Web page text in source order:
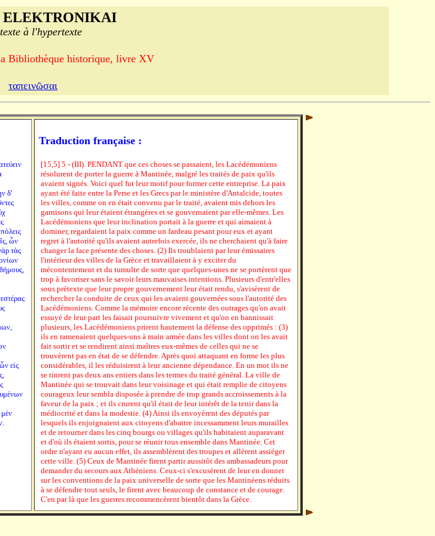
ELEKTRONIKAI
à l'hypertexte
Bibliothèque historique, livre XV
ταπεινῶσαι
δ'
ὧν
τὰς
εἰς
Traduction française :
[15,5] 5 - (III). PENDANT que ces choses se passaient, les Lacédémoniens
résolurent de porter la guerre à Mantinée, malgré les traités de paix qu'ils
avaient signés. Voici quel fut leur motif pour former cette entreprise. La paix
ayant été faite entre la Perse et les Grecs par le ministère d'Antalcide, toutes
les villes, comme on en était convenu par le traité, avaient mis dehors les
garnisons qui leur étaient étrangères et se gouvernaient par elle-mêmes. Les
Lacédémoniens que leur inclination portait à la guerre et qui aimaient à
dominer, regardaient la paix comme un fardeau pesant pour eux et ayant
regret à l'autorité qu'ils avaient autrefois exercée, ils ne cherchaient qu'à faire
changer la face présente des choses. (2) Ils troublaient par leur émissaires
l'intérieur des villes de la Grèce et travaillaient à y exciter du
mécontentement et du tumulte de sorte que quelques-unes ne se portèrent que
trop à favoriser sans le savoir leurs mauvaises intentions. Plusieurs d'entr'elles
sous prétexte que leur propre gouvernement leur était rendu, s'avisèrent de
rechercher la conduite de ceux qui les avaient gouvernées sous l'autorité des
Lacédémoniens. Comme la mémoire encore récente des outrages qu'on avait
essuyé de leur part les faisait poursuivre vivement et qu'on en bannissait
plusieurs, les Lacédémoniens prirent hautement la défense des opprimés : (3)
ils en ramenaient quelques-uns à main armée dans les villes dont on les avait
fait sortir et se rendirent ainsi maîtres eux-mêmes de celles qui ne se
trouvèrent pas en état de se défendre. Après quoi attaquant en forme les plus
considérables, il les réduisirent à leur ancienne dépendance. En un mot ils ne
se tinrent pas deux ans entiers dans les termes du traité général. La ville de
Mantinée qui se trouvait dans leur voisinage et qui était remplie de citoyens
courageux leur sembla disposée à prendre de trop grands accroissements à la
faveur de la paix ; et ils crurent qu'il était de leur intérêt de la tenir dans la
médiocrité et dans la modestie. (4) Ainsi ils envoyèrent des députés par
lesquels ils enjoignaient aux citoyens d'abattre incessamment leurs murailles
et de retourner dans les cinq bourgs ou villages qu'ils habitaient auparavant
et d'où ils étaient sortis, pour se réunir tous ensemble dans Mantinée. Cet
ordre n'ayant eu aucun effet, ils assemblèrent des troupes et allèrent assiéger
cette ville. (5) Ceux de Mantinée firent partir aussitôt des ambassadeurs pour
demander du secours aux Athéniens. Ceux-ci s'excusèrent de leur en donner
sur les conventions de la paix universelle de sorte que les Mantinéens réduits
à se défendre tout seuls, le firent avec beaucoup de constance et de courage.
C'en par là que les guerres recommencèrent bientôt dans la Grèce.